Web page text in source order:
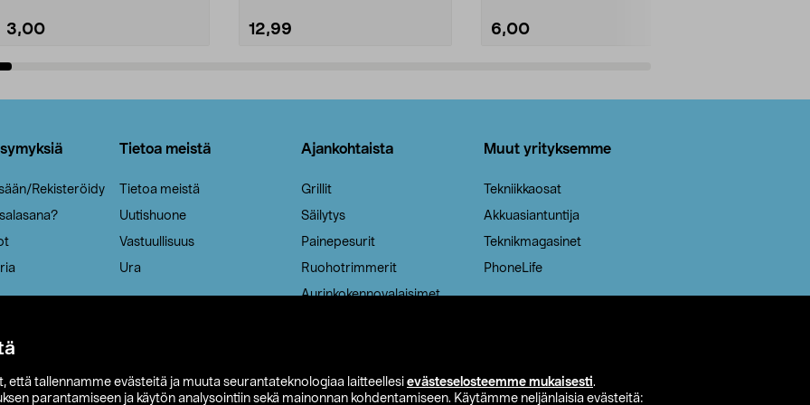
että tallennamme evästeitä ja muuta seurantateknologiaa laitteellesi evästeselosteemme mukaisesti.
parantamiseen ja käytön analysointiin sekä mainonnan kohdentamiseen. Käytämme neljänlaisia evästeitä:
3,00 12,99 6,00
Rekisteröidy
Tietoa meistä
Tietoa meistä
Uutishuone
Vastuullisuus
Ura
Ajankohtaista
Grillit
Säilytys
Painepesurit
Ruohotrimmerit
Aurinkokennovalaisimet
Muut yrityksemme
Tekniikkaosat
Akkuasiantuntija
Teknikmagasinet
PhoneLife